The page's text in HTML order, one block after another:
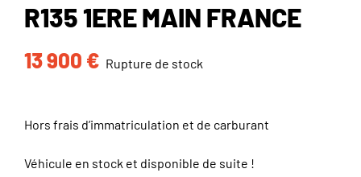
R135 1ERE MAIN FRANCE
13 900 € Rupture de stock
Hors frais d’immatriculation et de carburant
Véhicule en stock et disponible de suite !